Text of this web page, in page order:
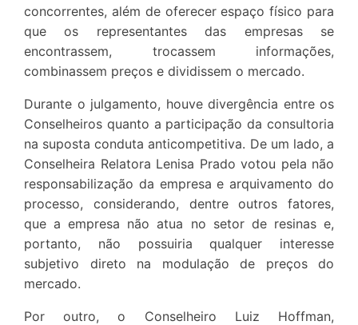
concorrentes, além de oferecer espaço físico para
que os representantes das empresas se
encontrassem, trocassem informações,
combinassem preços e dividissem o mercado.
Durante o julgamento, houve divergência entre os
Conselheiros quanto a participação da consultoria
na suposta conduta anticompetitiva. De um lado, a
Conselheira Relatora Lenisa Prado votou pela não
responsabilização da empresa e arquivamento do
processo, considerando, dentre outros fatores,
que a empresa não atua no setor de resinas e,
portanto, não possuiria qualquer interesse
subjetivo direto na modulação de preços do
mercado.
Por outro, o Conselheiro Luiz Hoffman,